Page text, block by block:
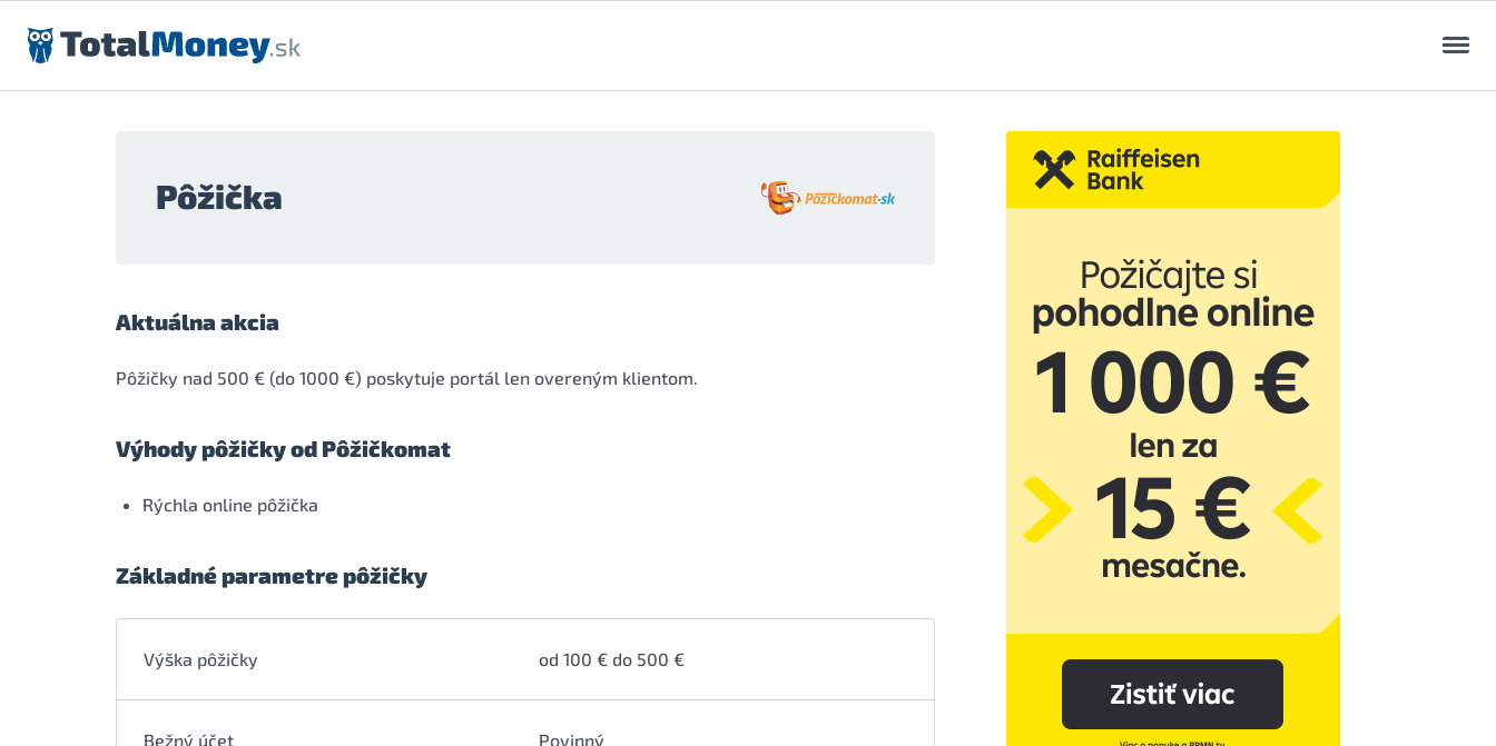
Preskočiť na obsah
Pôžička
Aktuálna akcia
Pôžičky nad 500 € (do 1000 €) poskytuje portál len overeným klientom.
Výhody pôžičky od Pôžičkomat
Rýchla online pôžička
Základné parametre pôžičky
Výška pôžičky od 100 € do 500 €
Bežný účet Povinný